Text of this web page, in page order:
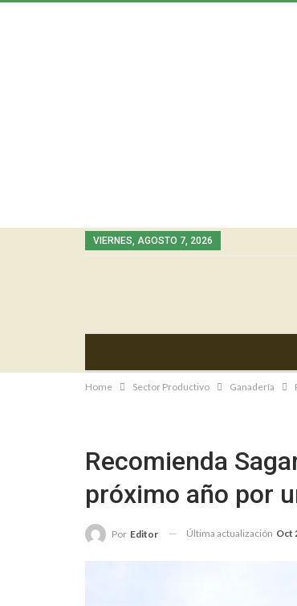
VIERNES, AGOSTO 7, 2026
Home Sector Productivo Ganadería
Recomienda
próximo año por
Por Editor Última actualización Oct